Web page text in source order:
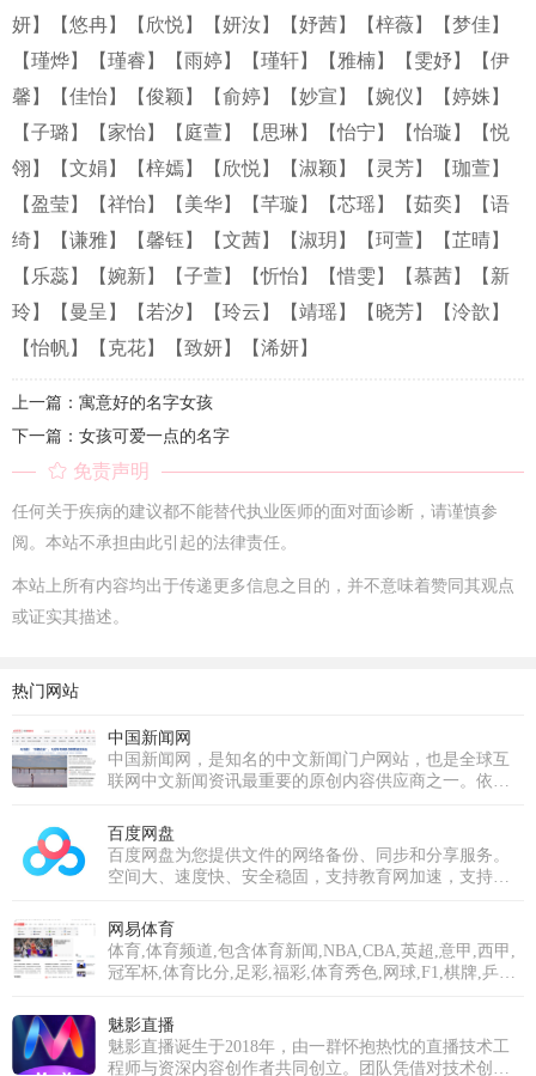
妍】
【悠冉】 【欣悦】 【妍汝】 【妤茜】 【梓薇】
【梦佳】
【瑾烨】
【瑾睿】 【雨婷】 【瑾轩】 【雅楠】 【雯妤】
【伊
馨】
【佳怡】 【俊颖】 【俞婷】 【妙宣】 【婉仪】
【婷姝】
【子璐】
【家怡】 【庭萱】 【思琳】 【怡宁】 【怡璇】
【悦
翎】
【文娟】 【梓嫣】 【欣悦】 【淑颖】 【灵芳】
【珈萱】
【盈莹】
【祥怡】 【美华】 【芊璇】 【芯瑶】 【茹奕】
【语
绮】
【谦雅】 【馨钰】 【文茜】 【淑玥】 【珂萱】
【芷晴】
【乐蕊】
【婉新】 【子萱】 【忻怡】 【惜雯】 【慕茜】
【新
玲】
【曼呈】 【若汐】 【玲云】 【靖瑶】 【晓芳】
【泠歆】
【怡帆】
【克花】 【致妍】 【浠妍】
上一篇：寓意好的名字女孩
下一篇：女孩可爱一点的名字
免责声明
任何关于疾病的建议都不能替代执业医师的面对面诊断，请谨慎参
阅。本站不承担由此引起的法律责任。
本站上所有内容均出于传递更多信息之目的，并不意味着赞同其观点
或证实其描述。
热门网站
中国新闻网
中国新闻网，是知名的中文新闻门户网站，也是全球互
联网中文新闻资讯最重要的原创内容供应商之一。依托
网络媒体，快速、准确地提供文字、图片、视频等多样
化的资讯服务。在新闻报道方面，中新网动态新闻及时
准确，解释性报道角度独特，稿件被国内外网络媒体大
量转载。
百度网盘
百度网盘为您提供文件的网络备份、同步和分享服务。
空间大、速度快、安全稳固，支持教育网加速，支持手
网易体育
体育,体育频道,包含体育新闻,NBA,CBA,英超,意甲,西甲,
冠军杯,体育比分,足彩,福彩,体育秀色,网球,F1,棋牌,乒羽,
魅影直播
魅影直播诞生于2018年，由一群怀抱热忱的直播技术工
程师与资深内容创作者共同创立。团队凭借对技术创新